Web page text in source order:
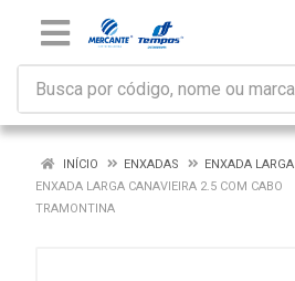
INÍCIO ENXADAS
ENXADA LARGA
ENXADA LARGA CANAVIEIRA 2.5 COM CABO
TRAMONTINA